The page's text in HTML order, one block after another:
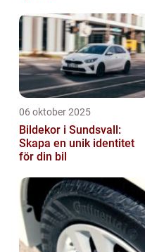
06 oktober 2025
Bildekor i Sundsvall:
Skapa en unik identitet
för din bil